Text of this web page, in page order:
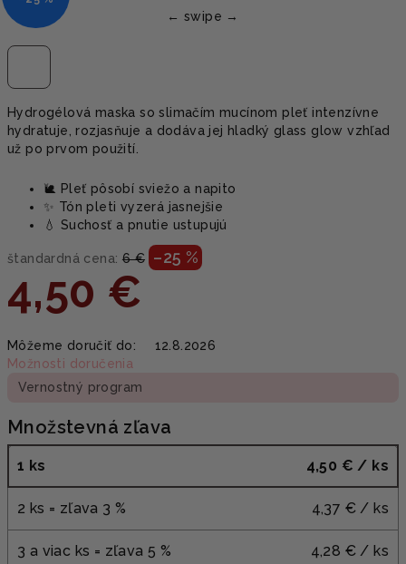
Hydrogélová maska so slimačím mucínom pleť intenzívne
hydratuje, rozjasňuje a dodáva jej hladký glass glow vzhľad
už po prvom použití.
🐌 Pleť pôsobí sviežo a napito
✨ Tón pleti vyzerá jasnejšie
💧 Suchosť a pnutie ustupujú
štandardná cena: 6 € –25 %
4,50 €
cena:
Môžeme doručiť do:
12.8.2026
Možnosti doručenia
Vernostný program
Množstevná zľava
1 ks 4,50 € / ks
2 ks = zľava 3 % 4,37 € / ks
3 a viac ks = zľava 5 % 4,28 € / ks